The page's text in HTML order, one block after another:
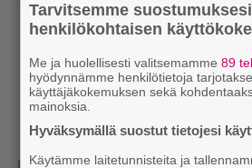
Tarvitsemme
henkilökohtaisen
Me ja huolellisesti valitsemamme89
hyödynnämme henkilötietoja
käyttäjäkokemuksen sekä
mainoksia.
Hyväksymällä suostut tietojesi
Käytämme laitetunnisteita ja